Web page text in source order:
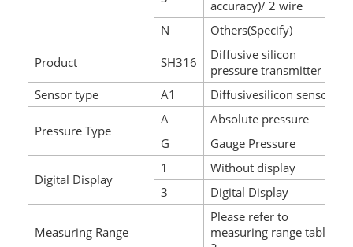
accuracy)/ 2 wire
N
Others(Specify)
Product SH316
Diffusive silicon
pressure transmitter
Sensor type
A1 Diffusivesilicon sensor
Pressure Type
A
Absolute pressure
G
Gauge Pressure
Digital Display
1
Without display
3
Digital Display
Measuring Range
Please refer to
measuring range table